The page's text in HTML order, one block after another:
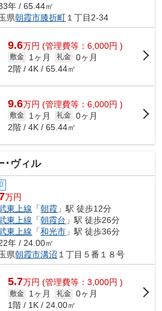
年 / 65.44㎡
県朝霞市膝折町 １丁目2-34
9.6万円 (管理費等：6,000円 )
敷金 1ヶ月 礼金 0ヶ月
2階 / 4K / 65.44㎡
9.6万円 (管理費等：6,000円 )
敷金 1ヶ月 礼金 0ヶ月
2階 / 4K / 65.44㎡
･ヴィル
万円
東上線 「朝霞 」駅 徒歩12分
東上線 「朝霞台 」駅 徒歩26分
東上線 「和光市 」駅 徒歩36分
年 / 24.00㎡
県朝霞市溝沼 １丁目５番１８号
5.7万円 (管理費等：3,000円 )
敷金 1ヶ月 礼金 0ヶ月
1階 / 1K / 24.00㎡